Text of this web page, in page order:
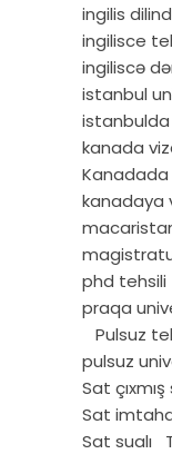
ingilis
ingilisce
ingiliscə
istanbul
kanada
Kanadada
kanadaya
phd tehsili
praqa
Pulsuz
pulsuz
Sat çıxmış
Sat
Sat sualı